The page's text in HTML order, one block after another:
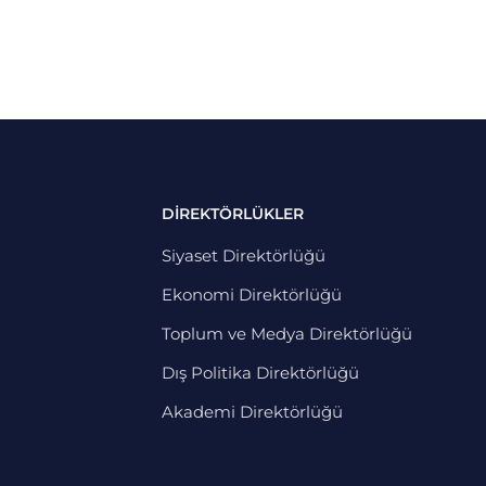
DİREKTÖRLÜKLER
Siyaset Direktörlüğü
Ekonomi Direktörlüğü
Toplum ve Medya Direktörlüğü
Dış Politika Direktörlüğü
Akademi Direktörlüğü